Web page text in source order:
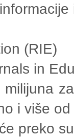
(RIE)
in
i više
preko